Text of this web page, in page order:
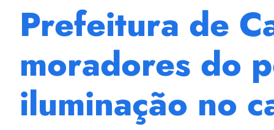
Prefeitura de
moradores do
iluminação no